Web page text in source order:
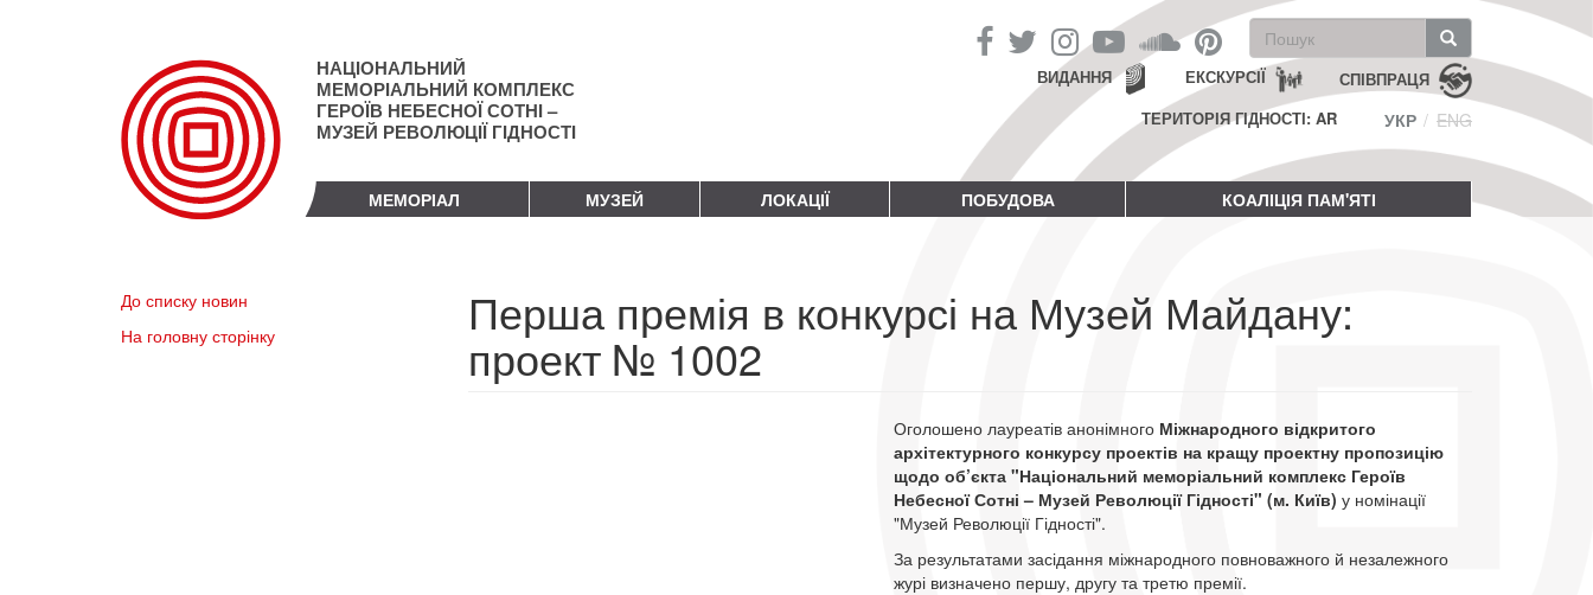
НАЦІОНАЛЬНИЙ
МЕМОРІАЛЬНИЙ КОМПЛЕКС
ГЕРОЇВ НЕБЕСНОЇ СОТНІ –
МУЗЕЙ РЕВОЛЮЦІЇ ГІДНОСТІ
Пошукова
форма
Пошук СПІВПРАЦЯ
ЕКСКУРСІЇ
ВИДАННЯ
ТЕРИТОРІЯ ГІДНОСТІ: AR
УКР ENG
МЕМОРІАЛ МУЗЕЙ ЛОКАЦІЇ ПОБУДОВА КОАЛІЦІЯ ПАМ'ЯТІ
До списку новин
На головну сторінку
Перша премія в конкурсі на Музей Майдану:
проект № 1002
Оголошено лауреатів анонімного Міжнародного відкритого
архітектурного конкурсу проектів на кращу проектну пропозицію
щодо об’єкта "Національний меморіальний комплекс Героїв
Небесної Сотні – Музей Революції Гідності" (м. Київ) у номінації
"Музей Революції Гідності".
За результатами засідання міжнародного повноважного й незалежного
журі визначено першу, другу та третю премії.